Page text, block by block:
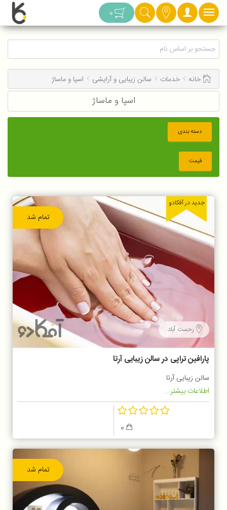
دسته بندی 0
خانه خدمات سالن زیبایی و آرایشی اسپا و ماساژ
اسپا و ماساژ
دسته بندی
قیمت
تمام شد
جدید در آفکادو
رحمت آباد
پارافین تراپی در سالن زیبایی آرتا
سالن زیبایی آرتا
اطلاعات بیشتر...
تمام شد